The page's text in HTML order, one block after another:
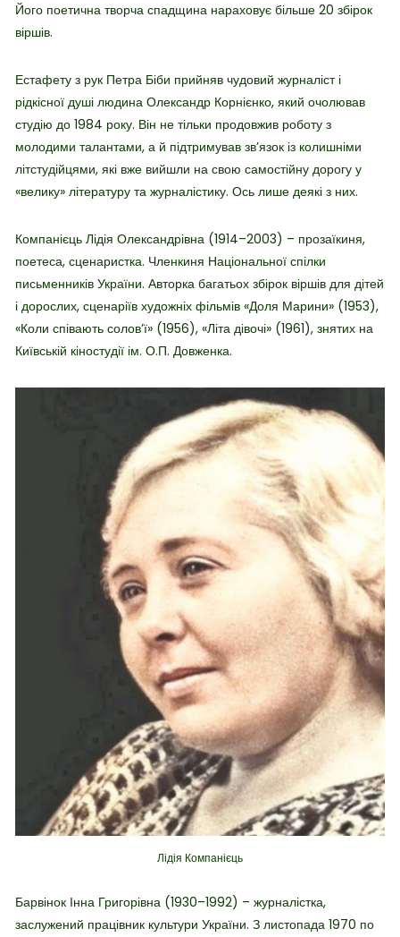
Його поетична творча спадщина нараховує більше 20 збірок
віршів.
Естафету з рук Петра Біби прийняв чудовий журналіст і
рідкісної душі людина Олександр Корнієнко, який очолював
студію до 1984 року. Він не тільки продовжив роботу з
молодими талантами, а й підтримував зв’язок із колишніми
літстудійцями, які вже вийшли на свою самостійну дорогу у
«велику» літературу та журналістику. Ось лише деякі з них.
Компанієць Лідія Олександрівна (1914–2003) – прозаїкиня,
поетеса, сценаристка. Членкиня Національної спілки
письменників України. Авторка багатьох збірок віршів для дітей
і дорослих, сценаріїв художніх фільмів «Доля Марини» (1953),
«Коли співають солов’ї» (1956), «Літа дівочі» (1961), знятих на
Київській кіностудії ім. О.П. Довженка.
Лідія Компанієць
Барвінок Інна Григорівна (1930–1992) – журналістка,
заслужений працівник культури України. З листопада 1970 по